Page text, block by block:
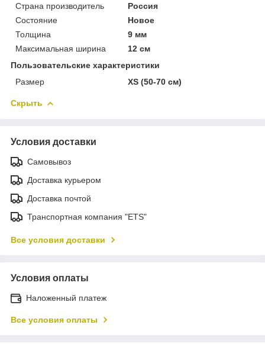
Страна производитель
Россия
Состояние
Новое
Толщина
9 мм
Максимальная ширина
12 см
Пользовательские характеристики
Размер
XS (50-70 см)
Скрыть
Условия доставки
Самовывоз
Доставка курьером
Доставка почтой
Транспортная компания "ETS"
Все условия доставки
Условия оплаты
Наложенный платеж
Все условия оплаты